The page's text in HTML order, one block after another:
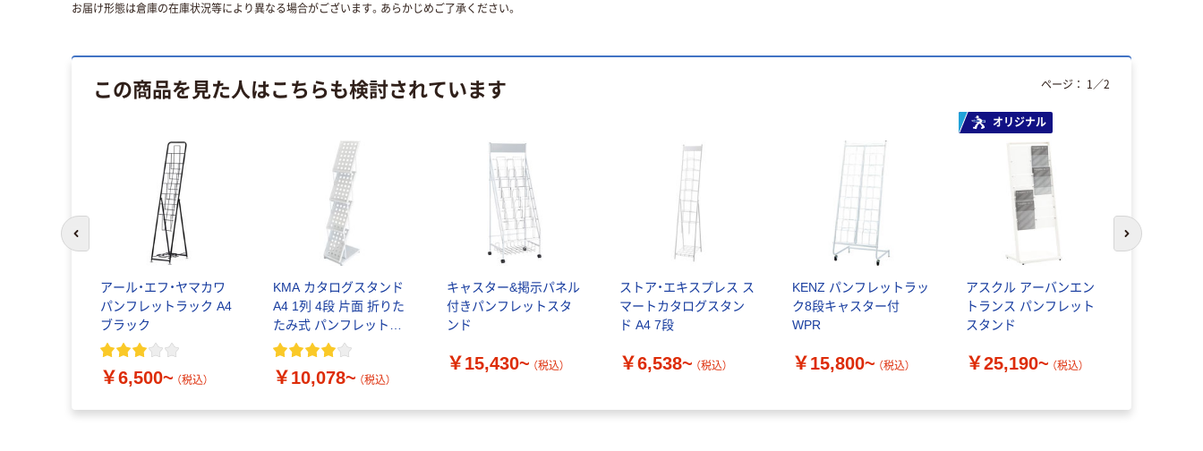
お届け形態は倉庫の在庫状況等により異なる場合がございます。あらかじめご了承ください。
この商品を見た人はこちらも検討されています
アール・エフ・ヤマカワ
パンフレットラック A4
ブラック
￥6,500~ （税込）
KMA カタログスタンド
A4 1列 4段 片面 折りた
たみ式 パンフレットス
タンド
￥10,078~ （税込）
キャスター&掲示パネル
付きパンフレットスタ
ンド
￥15,430~ （税込）
ストア・エキスプレス ス
マートカタログスタン
ド A4 7段
￥6,538~ （税込）
KENZ パンフレットラッ
ク8段キャスター付
WPR
￥15,800~ （税込）
オリジナル
アスクル アーバンエン
トランス パンフレット
スタンド
￥25,190~ （税込）
ページ： 1 ／2
前のスライドへ 次のスライド